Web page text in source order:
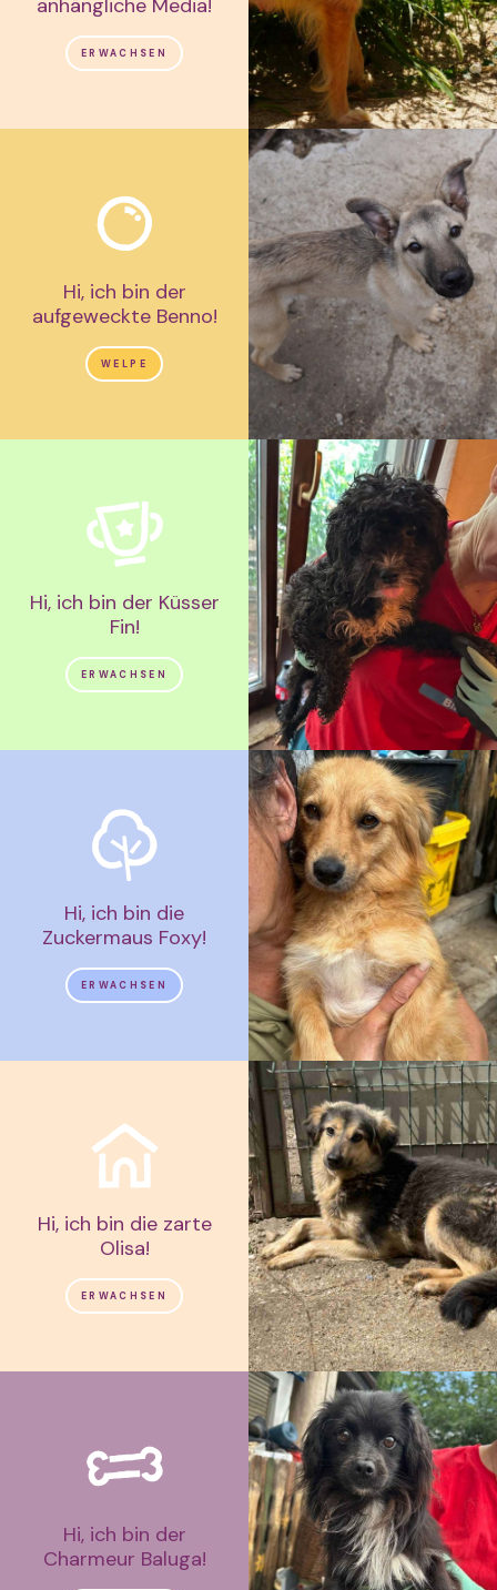
ERWACHSEN
Hi, ich bin der
aufgeweckte Benno!
WELPE
Hi, ich bin der Küsser
Fin!
ERWACHSEN
Hi, ich bin die
Zuckermaus Foxy!
ERWACHSEN
Hi, ich bin die zarte
Olisa!
ERWACHSEN
Hi, ich bin der
Charmeur Baluga!